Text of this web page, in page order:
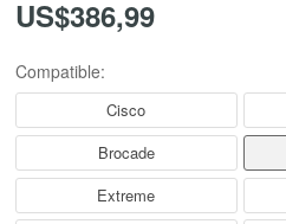
US$386,99
Compatible:
Cisco
Brocade
Extreme